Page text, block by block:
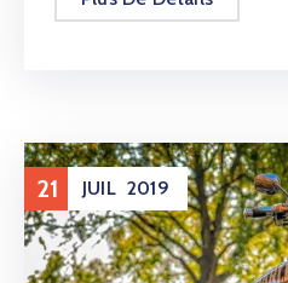
21 JUIL 2019